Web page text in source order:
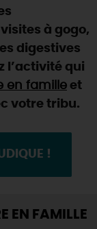
la chaleur 🥵
🐎
Faïencerie de
🎉
en 2026
Loiret !
à gogo,
digestives
l’activité qui
en famille et
votre tribu.
!
EN FAMILLE